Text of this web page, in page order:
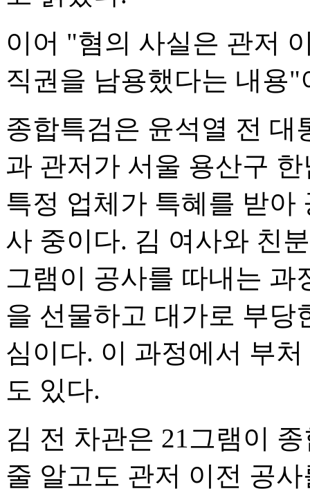
이어 "혐의 사실은 관저
직권을 남용했다는 내용
종합특검은 윤석열 전 대
과 관저가 서울 용산구
특정 업체가 특혜를 받아
사 중이다. 김 여사와 친
그램이 공사를 따내는 과
을 선물하고 대가로 부당
심이다. 이 과정에서 부
도 있다.
김 전 차관은 21그램이
줄 알고도 관저 이전 공